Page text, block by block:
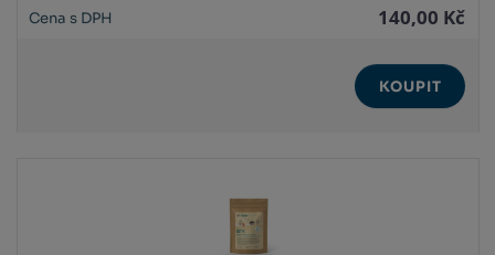
140,00 Kč
KOUPIT